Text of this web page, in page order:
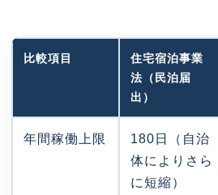
比較項目
住宅宿泊事業
法（民泊届
出）
年間稼働上限
180日（自治
体によりさら
に短縮）